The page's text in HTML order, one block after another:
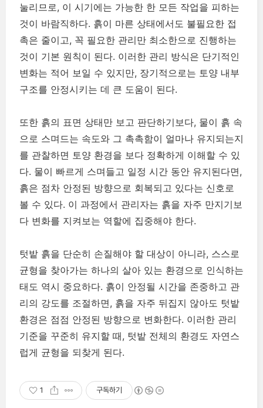
눌리므로, 이 시기에는 가능한 한 모든 작업을 피하는
것이 바람직하다. 흙이 마른 상태에서도 불필요한 접
촉은 줄이고, 꼭 필요한 관리만 최소한으로 진행하는
것이 기본 원칙이 된다. 이러한 관리 방식은 단기적인
변화는 적어 보일 수 있지만, 장기적으로는 토양 내부
구조를 안정시키는 데 큰 도움이 된다.
또한 흙의 표면 상태만 보고 판단하기보다, 물이 흙 속
으로 스며드는 속도와 그 촉촉함이 얼마나 유지되는지
를 관찰하면 토양 환경을 보다 정확하게 이해할 수 있
다. 물이 빠르게 스며들고 일정 시간 동안 유지된다면,
흙은 점차 안정된 방향으로 회복되고 있다는 신호로
볼 수 있다. 이 과정에서 관리자는 흙을 자주 만지기보
다 변화를 지켜보는 역할에 집중해야 한다.
텃밭 흙을 단순히 손질해야 할 대상이 아니라, 스스로
균형을 찾아가는 하나의 살아 있는 환경으로 인식하는
태도 역시 중요하다. 흙이 안정될 시간을 존중하고 관
리의 강도를 조절하면, 흙을 자주 뒤집지 않아도 텃밭
환경은 점점 안정된 방향으로 변화한다. 이러한 관리
기준을 꾸준히 유지할 때, 텃밭 전체의 환경도 자연스
럽게 균형을 되찾게 된다.
1 구독하기